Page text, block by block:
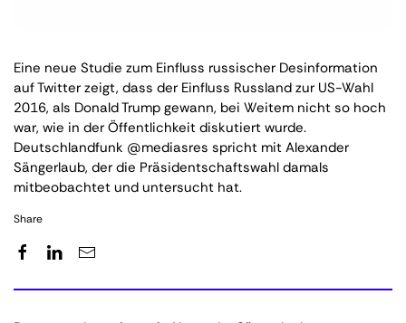
Eine neue Studie zum Einfluss russischer Desinformation
auf Twitter zeigt, dass der Einfluss Russland zur US-Wahl
2016, als Donald Trump gewann, bei Weitem nicht so hoch
war, wie in der Öffentlichkeit diskutiert wurde.
Deutschlandfunk @mediasres spricht mit Alexander
Sängerlaub, der die Präsidentschaftswahl damals
mitbeobachtet und untersucht hat.
Share